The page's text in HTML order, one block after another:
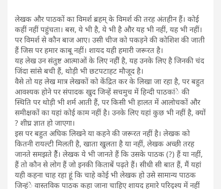
लेखक और पाठकों का विमर्श ब्रहम् के विमर्श की तरह अंतहीन हैं। कोई
कहीं नहीं पहुंचता। बस, ये भी है, ये भी है और यह भी नहीं, यह भी नहीं।
पर विमर्श से कौन बाज आए। उसी चीज को पकड़ने की कोशिश की जाती
हैं जिस पर हमार काबू नहीं। शायद यही हमारी जरूरत है।
यह लेख उन संतुष्ट आत्माओं के लिए नहीें है, यह उनके लिए है जिनकी चंद
जिंदा सांसे बची हैं, थोड़ी भी छटपटाहट मौजूद है।
वैसे तो यह लेख मात्र लेखकों को केंद्रित कर के लिखा जा रहा है, पर बहुत
आवश्यक होने पर संपादक खुद जिन्हें सचमुच में हिन्दी पाठकांे की
स्थिति पर थोड़ी भी शर्म आती हैं, पर किसी भी हालत में आलोचकों और
समीक्षकों का यहां कोई काम नहीं है। उनके लिए यहां कुछ भी नहीं है, क्यों
? शीघ्र ज्ञात हो जाएगा।
इस पर बहुत अघिक लिखने या कहने की जरूरत नहीं है। लेखक को
कितनी रायल्टी मिलती है, खाता खुलता है या नहीं, लेखक अच्छी तरह
जानते समझते हैैं। लेखक ये भी जानते हैं कि उसके पाठक (?) हैं या नहीं,
हैं तो कौन से लोग हैं जो इनकी किताबें पढ़ते हैं। सीधी सी बात हैं, मैं यहां
यही कहना चाह रहा हूं कि चाहे कोई भी लेखक हो उसे सामान्य पाठक
जिन्हंे वास्तविक पाठक कहा जाना चाहिए शायद हमारे परिदृश्य में नहीं